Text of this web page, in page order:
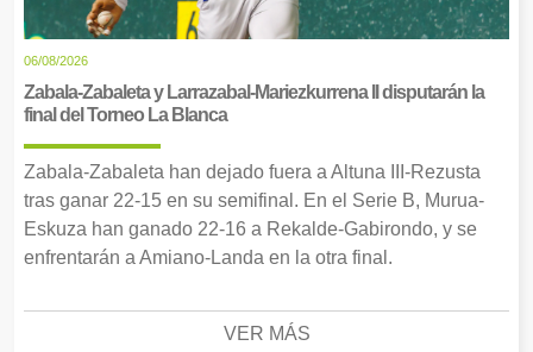
06/08/2026
Zabala-Zabaleta y Larrazabal-Mariezkurrena II disputarán la
final del Torneo La Blanca
Zabala-Zabaleta han dejado fuera a Altuna III-Rezusta
tras ganar 22-15 en su semifinal. En el Serie B, Murua-
Eskuza han ganado 22-16 a Rekalde-Gabirondo, y se
enfrentarán a Amiano-Landa en la otra final.
VER MÁS